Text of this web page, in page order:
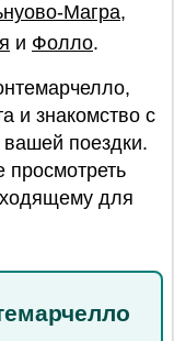
Магра,
и Фолло.
и знакомство с
поездки.
для